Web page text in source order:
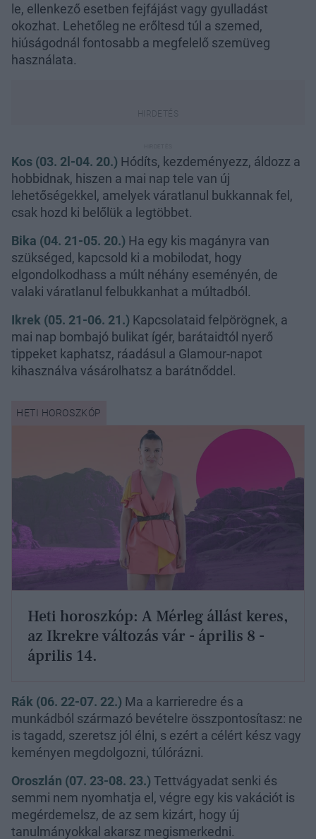
le, ellenkező esetben fejfájást vagy gyulladást
okozhat. Lehetőleg ne erőltesd túl a szemed,
hiúságodnál fontosabb a megfelelő szemüveg
használata.
Kos (03. 2l-04. 20.) Hódíts, kezdeményezz, áldozz a
hobbidnak, hiszen a mai nap tele van új
lehetőségekkel, amelyek váratlanul bukkannak fel,
csak hozd ki belőlük a legtöbbet.
Bika (04. 21-05. 20.) Ha egy kis magányra van
szükséged, kapcsold ki a mobilodat, hogy
elgondolkodhass a múlt néhány eseményén, de
valaki váratlanul felbukkanhat a múltadból.
Ikrek (05. 21-06. 21.) Kapcsolataid felpörögnek, a
mai nap bombajó bulikat ígér, barátaidtól nyerő
tippeket kaphatsz, ráadásul a Glamour-napot
kihasználva vásárolhatsz a barátnőddel.
Heti horoszkóp: A Mérleg állást keres,
az Ikrekre változás vár - április 8 -
április 14.
Rák (06. 22-07. 22.) Ma a karrieredre és a
munkádból származó bevételre összpontosítasz: ne
is tagadd, szeretsz jól élni, s ezért a célért kész vagy
keményen megdolgozni, túlórázni.
Oroszlán (07. 23-08. 23.) Tettvágyadat senki és
semmi nem nyomhatja el, végre egy kis vakációt is
megérdemelsz, de az sem kizárt, hogy új
tanulmányokkal akarsz megismerkedni.